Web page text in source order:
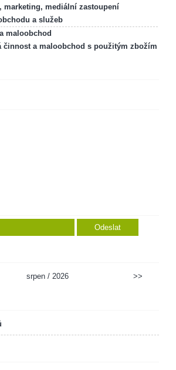
marketing, mediální zastoupení
a služeb
maloobchod
činnost a maloobchod s použitým zbožím
srpen / 2026 >>